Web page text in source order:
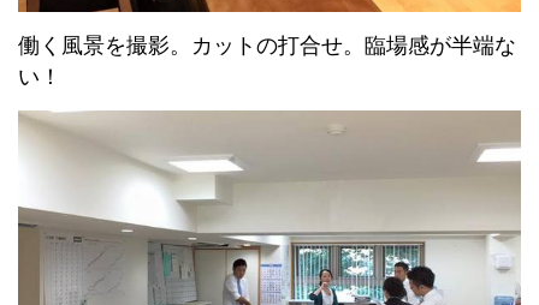
働く風景を撮影。カットの打合せ。臨場感が半端な
い！